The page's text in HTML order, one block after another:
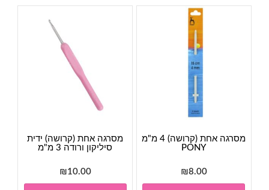
מסרגה אחת (קרושה) 4 מ"מ
PONY
₪8.00
מסרגה אחת (קרושה) ידית
סיליקון ורודה 3 מ"מ
₪10.00